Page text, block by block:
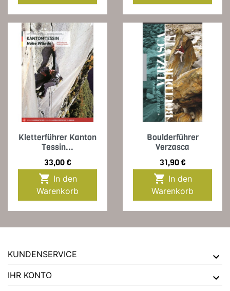
Kletterführer Kanton
Tessin...
Preis
33,00 €

Warenkorb
Boulderführer
Verzasca
Preis
31,90 €

Warenkorb
KUNDENSERVICE
IHR KONTO